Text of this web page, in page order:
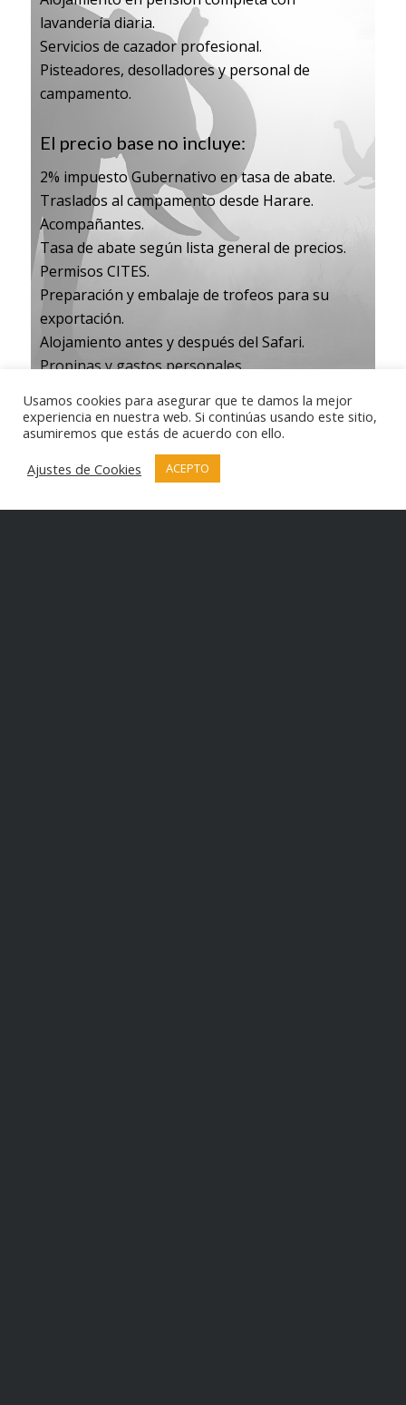
lavandería diaria.
Servicios de cazador profesional.
Pisteadores, desolladores y personal de
campamento.
El precio base no incluye:
2% impuesto Gubernativo en tasa de abate.
Traslados al campamento desde Harare.
Acompañantes.
Tasa de abate según lista general de precios.
Permisos CITES.
Preparación y embalaje de trofeos para su
exportación.
Alojamiento antes y después del Safari.
Propinas y gastos personales.
Descargar programa en PDF
Haz clicaquípara descargar el
Usamos cookies para asegurar que te damos la mejor
experiencia en nuestra web. Si continúas usando este sitio,
asumiremos que estás de acuerdo con ello.
Ajustes de Cookies
ACEPTO